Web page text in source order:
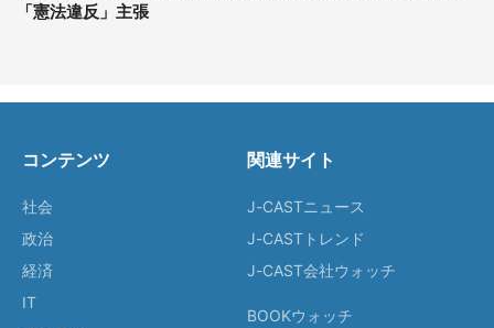
「憲法違反」主張
コンテンツ
社会
政治
経済
IT
関連サイト
J-CASTニュース
J-CASTトレンド
J-CAST会社ウォッチ
BOOKウォッチ